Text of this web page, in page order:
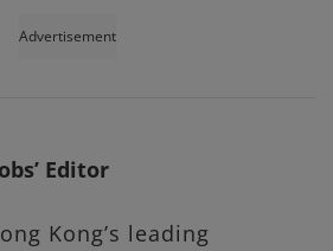
Advertisement
Editor
Kong’s leading